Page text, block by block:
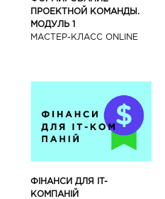
ПРОЕКТНОЙ КОМАНДЫ.
МОДУЛЬ 1
МАСТЕР-КЛАСС ONLINE
ФІНАНСИ ДЛЯ IT-
КОМПАНІЙ